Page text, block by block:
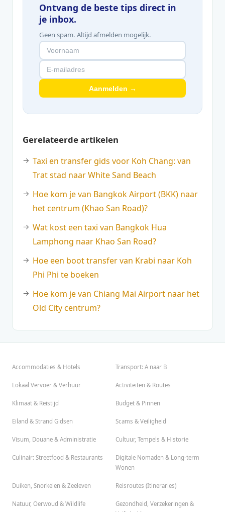
Ontvang de beste tips direct in
je inbox.
Geen spam. Altijd afmelden mogelijk.
Aanmelden →
Gerelateerde artikelen
Taxi en transfer gids voor Koh Chang: van
Trat stad naar White Sand Beach
Hoe kom je van Bangkok Airport (BKK) naar
het centrum (Khao San Road)?
Wat kost een taxi van Bangkok Hua
Lamphong naar Khao San Road?
Hoe een boot transfer van Krabi naar Koh
Phi Phi te boeken
Hoe kom je van Chiang Mai Airport naar het
Old City centrum?
Accommodaties & Hotels Transport: A naar B
Lokaal Vervoer & Verhuur Activiteiten & Routes
Klimaat & Reistijd Budget & Pinnen
Eiland & Strand Gidsen Scams & Veiligheid
Visum, Douane & Administratie Cultuur, Tempels & Historie
Culinair: Streetfood & Restaurants
Digitale Nomaden & Long-term
Wonen
Duiken, Snorkelen & Zeeleven Reisroutes (Itineraries)
Natuur, Oerwoud & Wildlife
Gezondheid, Verzekeringen &